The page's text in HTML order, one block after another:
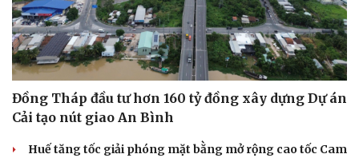
Sức khỏe
Đời sống
Đồng Tháp đầu tư hơn 160 tỷ đồng xây dựng Dự án
Cải tạo nút giao An Bình
Huế tăng tốc giải phóng mặt bằng mở rộng cao tốc Cam